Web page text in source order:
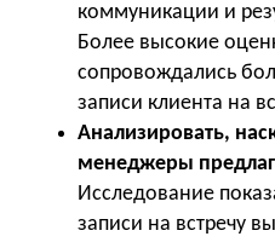
коммуникации и
Более высокие
сопровождались
записи клиента на
Анализировать,
менеджеры
Исследование
записи на встречу